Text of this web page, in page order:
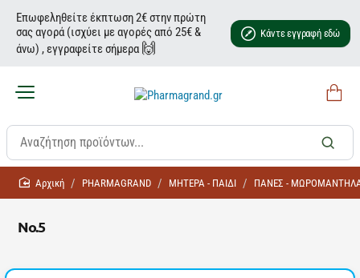
Επωφεληθείτε έκπτωση 2€ στην πρώτη
σας αγορά (ισχύει με αγορές από 25€ &
άνω) , εγγραφείτε σήμερα 🙌
Κάντε εγγραφή εδώ
No.5
homePHARMAGRAND ΜΗΤΕΡΑ - ΠΑΙΔΙ ΠΑΝΕΣ -